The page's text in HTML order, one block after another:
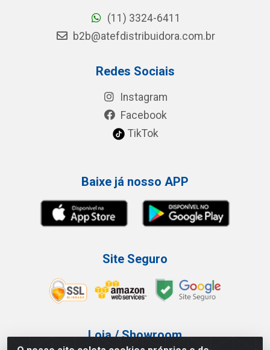
(11) 3324-6411
b2b@atefdistribuidora.com.br
Redes Sociais
Instagram
Facebook
TikTok
Baixe já nosso APP
Site Seguro
Loja / Showroom